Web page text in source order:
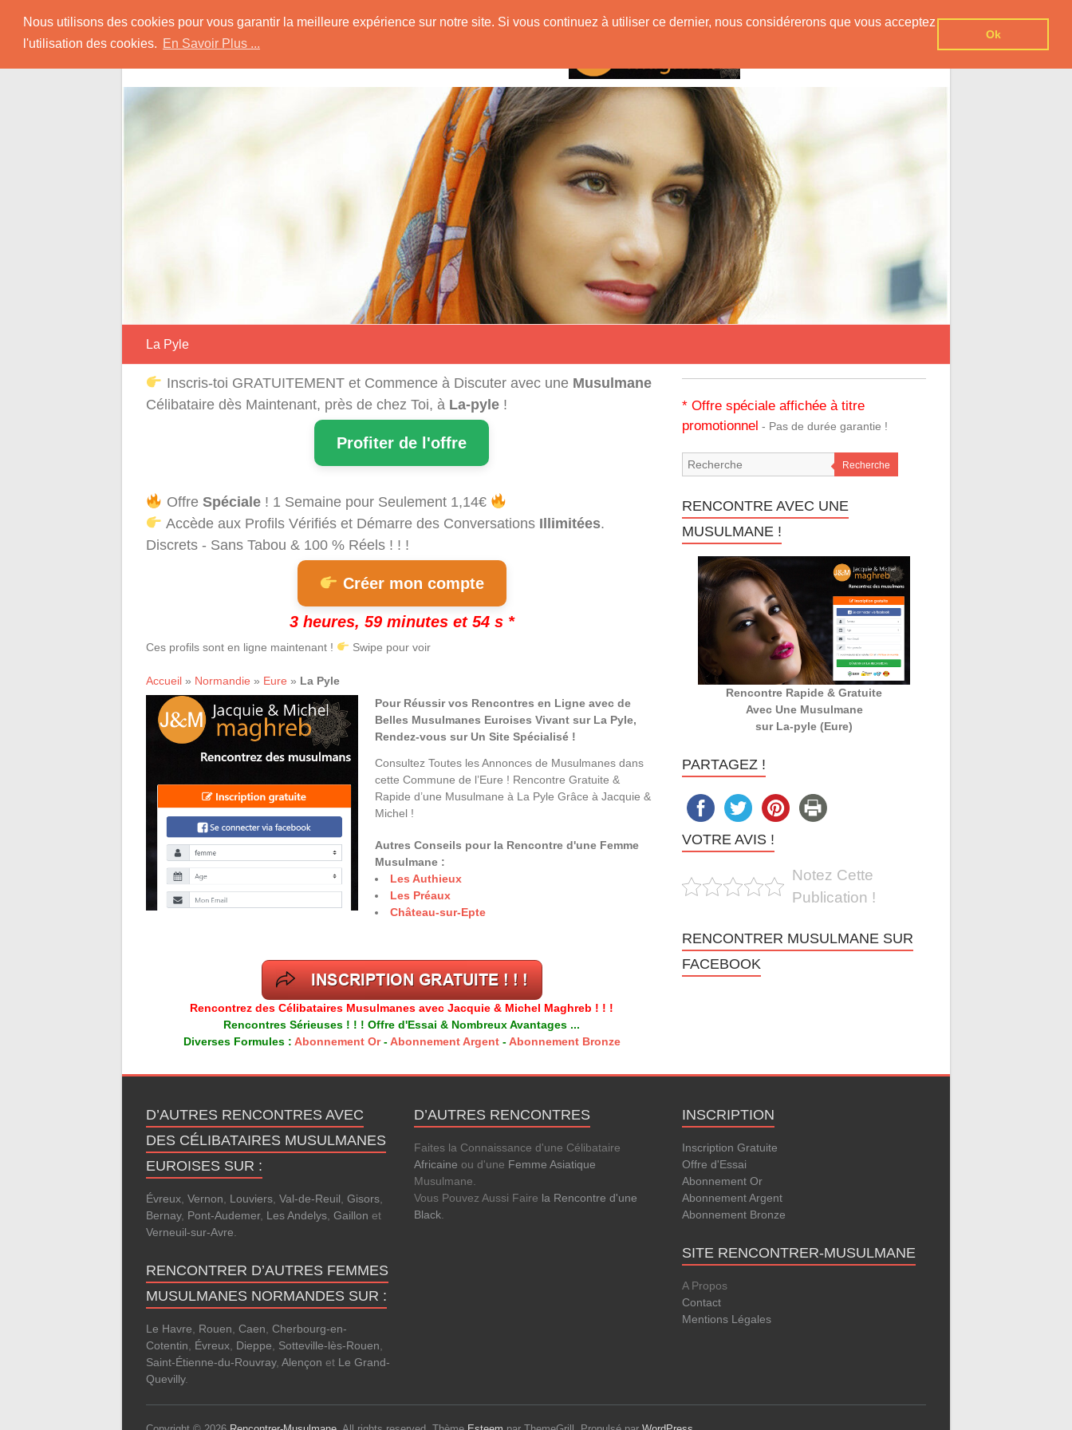
Nous utilisons des cookies pour vous garantir la meilleure expérience sur notre site. Si vous continuez à utiliser ce dernier, nous considérerons que vous acceptez
l'utilisation des cookies. En Savoir Plus ...
Ok
content
Rencontrer-Musulmane
Conseils et Informations pour la Rencontre d'une Musulmane
La Pyle
Inscris-toi GRATUITEMENT et Commence à Discuter avec une Musulmane
Célibataire dès Maintenant, près de chez Toi, à La-pyle !
Profiter de l'offre
Offre Spéciale! 1 Semaine pour Seulement 1,14€
Accède aux Profils Vérifiés et Démarre des Conversations Illimitées.
Discrets - Sans Tabou & 100 % Réels ! ! !
Créer mon compte
3 heures, 59 minutes et 54 s *
Ces profils sont en ligne maintenant ! Swipe pour voir
Accueil » Normandie » Eure » La Pyle
Pour Réussir vos Rencontres en Ligne avec de
Belles Musulmanes Euroises Vivant sur La Pyle,
Rendez-vous sur Un Site Spécialisé !
Consultez Toutes les Annonces de Musulmanes dans
cette Commune de l’Eure ! Rencontre Gratuite &
Rapide d’une Musulmane à La Pyle Grâce à Jacquie &
Michel !
Autres Conseils pour la Rencontre d'une Femme
Musulmane :
Les Authieux
Les Préaux
Château-sur-Epte
Rencontrez des Célibataires Musulmanes avec Jacquie & Michel Maghreb ! ! !
Rencontres Sérieuses ! ! ! Offre d'Essai & Nombreux Avantages ...
Diverses Formules : Abonnement Or-Abonnement Argent-Abonnement Bronze
* Offre spéciale affichée à titre
promotionnel - Pas de durée garantie !
Recherche
RENCONTRE AVEC UNE
MUSULMANE !
Rencontre Rapide & Gratuite
Avec Une Musulmane
sur La-pyle (Eure)
PARTAGEZ !
VOTRE AVIS !
Notez Cette
Publication !
RENCONTRER MUSULMANE SUR
FACEBOOK
D’AUTRES RENCONTRES AVEC
DES CÉLIBATAIRES MUSULMANES
EUROISES SUR :
Évreux Vernon Louviers Val-de-Reuil Gisors
Bernay, Pont-Audemer, Les Andelys Gaillon et
Verneuil-sur-Avre
RENCONTRER D’AUTRES FEMMES
MUSULMANES NORMANDES SUR :
Le Havre Rouen Caen Cherbourg-en-
Cotentin
Évreux Dieppe Sotteville-lès-Rouen
Saint-Étienne-du-Rouvray, Alençon et Le Grand-
Quevilly.
D’AUTRES RENCONTRES
Faites la Connaissance d'une Célibataire
Africaine ou d'une Femme Asiatique
Musulmane.
Vous Pouvez Aussi Faire la Rencontre d'une
Black
INSCRIPTION
Inscription Gratuite
Offre d'Essai
Abonnement Or
Abonnement Argent
Abonnement Bronze
SITE RENCONTRER-MUSULMANE
A Propos
Contact
Mentions Légales